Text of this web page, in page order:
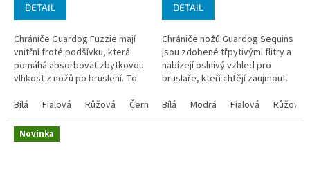
DETAIL
Chrániče Guardog Fuzzie mají
vnitřní froté podšívku, která
pomáhá absorbovat zbytkovou
vlhkost z nožů po bruslení. To
opatřeními na údržbu pomůže...
Bílá Fialová Růžová Černá Červená Tmavě modrá
DETAIL
Chrániče nožů Guardog Sequins
jsou zdobené třpytivými flitry a
nabízejí oslnivý vzhled pro
bruslaře, kteří chtějí zaujmout.
tyto chrániče podšity...
Bílá Modrá Fialová Růžová
Novinka